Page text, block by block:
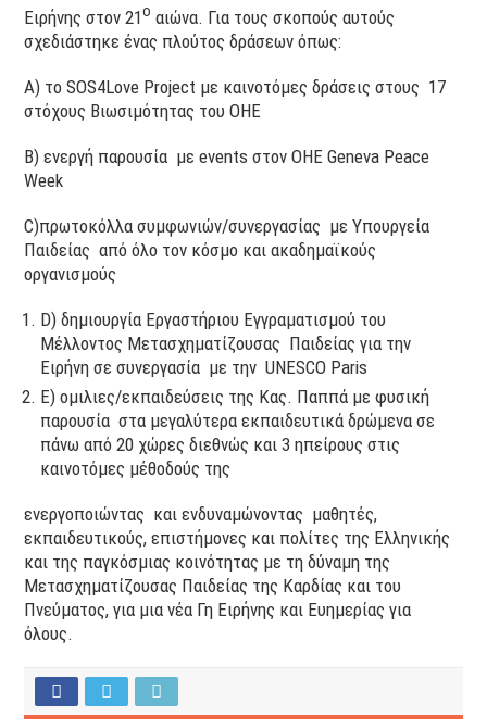
Ειρήνης στον 21ο αιώνα. Για τους σκοπούς αυτούς
σχεδιάστηκε ένας πλούτος δράσεων όπως:
Α) το SOS4Love Project με καινοτόμες δράσεις στους 17
στόχους Βιωσιμότητας του ΟΗΕ
Β) ενεργή παρουσία με events στον ΟΗΕ Geneva Peace
Week
C)πρωτοκόλλα συμφωνιών/συνεργασίας με Υπουργεία
Παιδείας από όλο τον κόσμο και ακαδημαϊκούς
οργανισμούς
D) δημιουργία Εργαστήριου Εγγραματισμού του
Μέλλοντος Μετασχηματίζουσας Παιδείας για την
Ειρήνη σε συνεργασία με την UNESCO Paris
E) oμιλιες/εκπαιδεύσεις της Κας. Παππά με φυσική
παρουσία στα μεγαλύτερα εκπαιδευτικά δρώμενα σε
πάνω από 20 χώρες διεθνώς και 3 ηπείρους στις
καινοτόμες μέθοδούς της
ενεργοποιώντας και ενδυναμώνοντας μαθητές,
εκπαιδευτικούς, επιστήμονες και πολίτες της Ελληνικής
και της παγκόσμιας κοινότητας με τη δύναμη της
Μετασχηματίζουσας Παιδείας της Καρδίας και του
Πνεύματος, για μια νέα Γη Ειρήνης και Ευημερίας για
όλους.